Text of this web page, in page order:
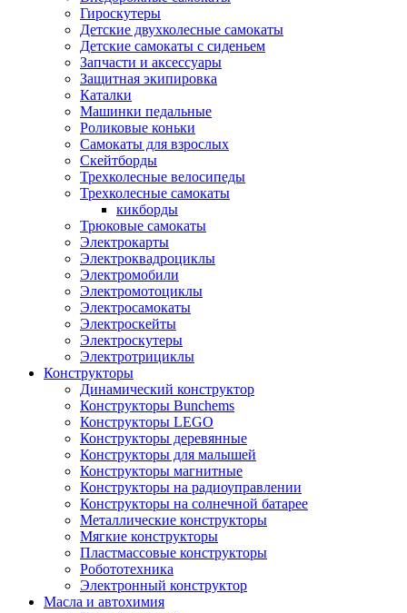
Гироскутеры
Детские двухколесные самокаты
Детские самокаты с сиденьем
Запчасти и аксессуары
Защитная экипировка
Каталки
Машинки педальные
Роликовые коньки
Самокаты для взрослых
Скейтборды
Трехколесные велосипеды
Трехколесные самокаты
кикборды
Трюковые самокаты
Электрокарты
Электроквадроциклы
Электромобили
Электромотоциклы
Электросамокаты
Электроскейты
Электроскутеры
Электротрициклы
Конструкторы
Динамический конструктор
Конструкторы Bunchems
Конструкторы LEGO
Конструкторы деревянные
Конструкторы для малышей
Конструкторы магнитные
Конструкторы на радиоуправлении
Конструкторы на солнечной батарее
Металлические конструкторы
Мягкие конструкторы
Пластмассовые конструкторы
Робототехника
Электронный конструктор
Масла и автохимия